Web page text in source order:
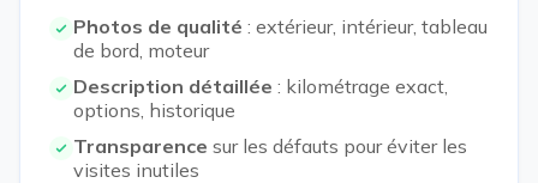
Photos de qualité : extérieur, intérieur, tableau
de bord, moteur
Description détaillée : kilométrage exact,
options, historique
Transparence sur les défauts pour éviter les
visites inutiles